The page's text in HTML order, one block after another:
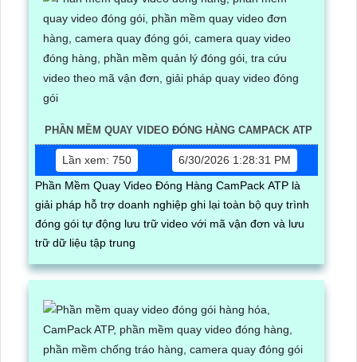
PHẦN MỀM QUAY VIDEO ĐÓNG HÀNG CAMPACK ATP
Lần xem: 750
6/30/2026 1:28:31 PM
Phần Mềm Quay Video Đóng Hàng CamPack ATP là
giải pháp hỗ trợ doanh nghiệp ghi lại toàn bộ quy trình
đóng gói tự động lưu trữ video với mã vận đơn và lưu
trữ dữ liệu tập trung